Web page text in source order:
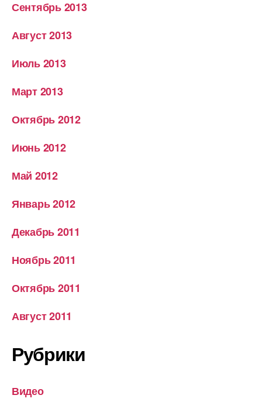
Сентябрь 2013
Август 2013
Июль 2013
Март 2013
Октябрь 2012
Июнь 2012
Май 2012
Январь 2012
Декабрь 2011
Ноябрь 2011
Октябрь 2011
Август 2011
Рубрики
Видео